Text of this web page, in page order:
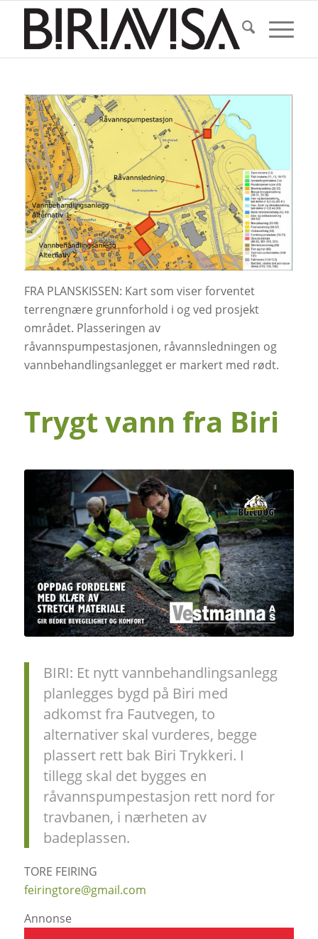
FRA PLANSKISSEN: Kart som viser forventet
terrengnære grunnforhold i og ved prosjekt
området. Plasseringen av
råvannspumpestasjonen, råvannsledningen og
vannbehandlingsanlegget er markert med rødt.
Trygt vann fra Biri
BIRI: Et nytt vannbehandlingsanlegg
planlegges bygd på Biri med
adkomst fra Fautvegen, to
alternativer skal vurderes, begge
plassert rett bak Biri Trykkeri. I
tillegg skal det bygges en
råvannspumpestasjon rett nord for
travbanen, i nærheten av
badeplassen.
TORE FEIRING
feiringtore@gmail.com
Annonse